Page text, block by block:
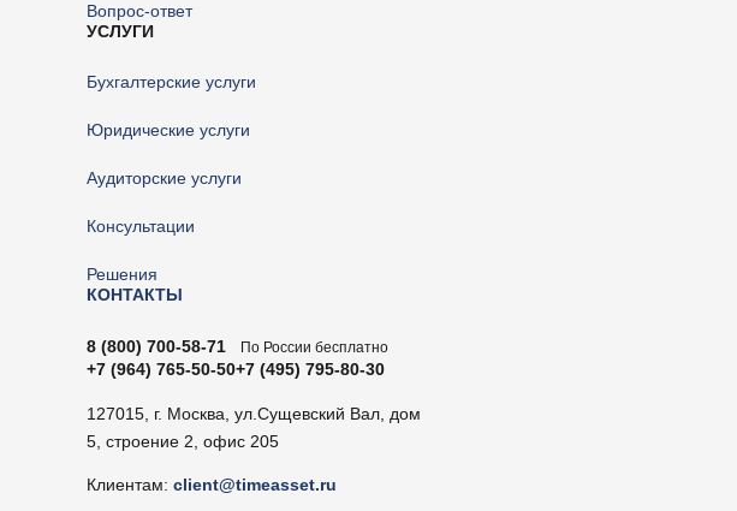
Вопрос-ответ
УСЛУГИ
Бухгалтерские услуги
Юридические услуги
Аудиторские услуги
Консультации
Решения
КОНТАКТЫ
8 (800) 700-58-71 По России бесплатно
+7 (964) 765-50-50+7 (495) 795-80-30
127015, г. Москва, ул.Сущевский Вал, дом
5, строение 2, офис 205
Клиентам: client@timeasset.ru